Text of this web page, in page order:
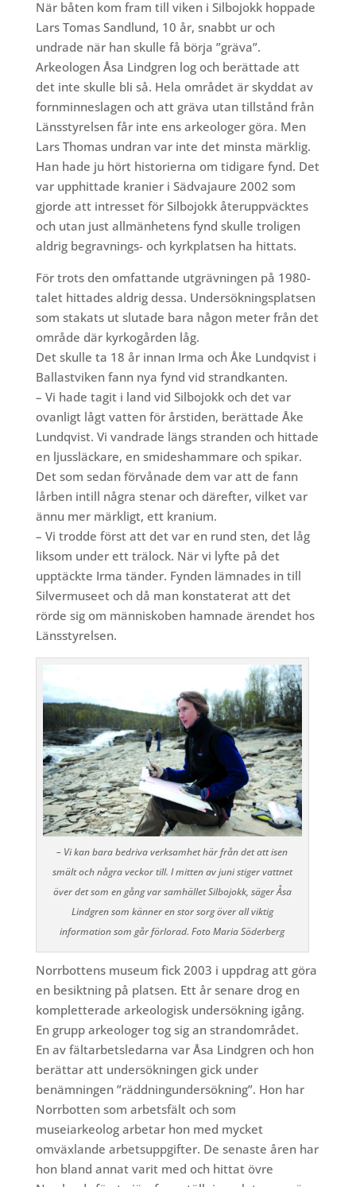
När båten kom fram till viken i Silbojokk hoppade
Lars Tomas Sandlund, 10 år, snabbt ur och
undrade när han skulle få börja ”gräva”.
Arkeologen Åsa Lindgren log och berättade att
det inte skulle bli så. Hela området är skyddat av
fornminneslagen och att gräva utan tillstånd från
Länsstyrelsen får inte ens arkeologer göra. Men
Lars Thomas undran var inte det minsta märklig.
Han hade ju hört historierna om tidigare fynd. Det
var upphittade kranier i Sädvajaure 2002 som
gjorde att intresset för Silbojokk återuppväcktes
och utan just allmänhetens fynd skulle troligen
aldrig begravnings- och kyrkplatsen ha hittats.
För trots den omfattande utgrävningen på 1980-
talet hittades aldrig dessa. Undersökningsplatsen
som stakats ut slutade bara någon meter från det
område där kyrkogården låg.
Det skulle ta 18 år innan Irma och Åke Lundqvist i
Ballastviken fann nya fynd vid strandkanten.
– Vi hade tagit i land vid Silbojokk och det var
ovanligt lågt vatten för årstiden, berättade Åke
Lundqvist. Vi vandrade längs stranden och hittade
en ljussläckare, en smideshammare och spikar.
Det som sedan förvånade dem var att de fann
lårben intill några stenar och därefter, vilket var
ännu mer märkligt, ett kranium.
– Vi trodde först att det var en rund sten, det låg
liksom under ett trälock. När vi lyfte på det
upptäckte Irma tänder. Fynden lämnades in till
Silvermuseet och då man konstaterat att det
rörde sig om människoben hamnade ärendet hos
Länsstyrelsen.
– Vi kan bara bedriva verksamhet här från det att isen
smält och några veckor till. I mitten av juni stiger vattnet
över det som en gång var samhället Silbojokk, säger Åsa
Lindgren som känner en stor sorg över all viktig
information som går förlorad. Foto Maria Söderberg
Norrbottens museum fick 2003 i uppdrag att göra
en besiktning på platsen. Ett år senare drog en
kompletterade arkeologisk undersökning igång.
En grupp arkeologer tog sig an strandområdet.
En av fältarbetsledarna var Åsa Lindgren och hon
berättar att undersökningen gick under
benämningen ”räddningundersökning”. Hon har
Norrbotten som arbetsfält och som
museiarkeolog arbetar hon med mycket
omväxlande arbetsuppgifter. De senaste åren har
hon bland annat varit med och hittat övre